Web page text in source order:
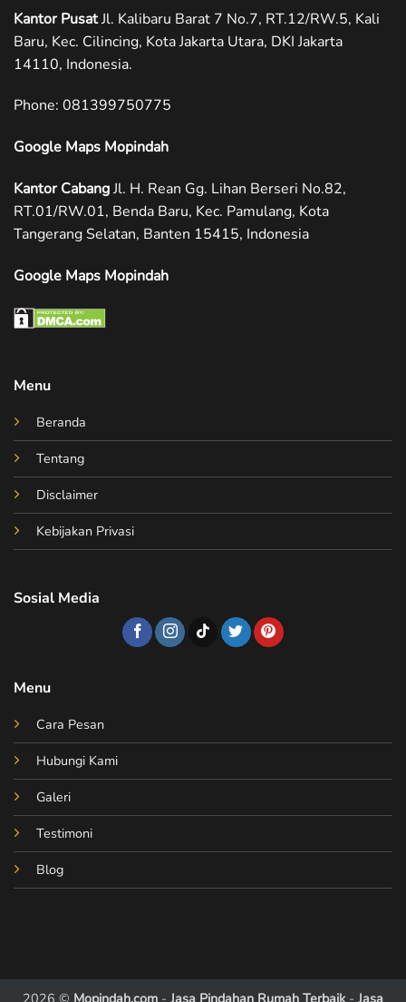
Kantor PusatJl. Kalibaru Barat 7 No.7, RT.12/RW.5, Kali
Baru, Kec. Cilincing, Kota Jakarta Utara, DKI Jakarta
14110, Indonesia.
Phone: ‪081399750775
Google Maps Mopindah
Kantor CabangJl. H. Rean Gg. Lihan Berseri No.82,
RT.01/RW.01, Benda Baru, Kec. Pamulang, Kota
Tangerang Selatan, Banten 15415, Indonesia
Google Maps Mopindah
Menu
Beranda
Tentang
Disclaimer
Kebijakan Privasi
Sosial Media
Menu
Cara Pesan
Hubungi Kami
Galeri
Testimoni
Blog
2026 © Mopindah.com - Jasa Pindahan Rumah Terbaik - Jasa